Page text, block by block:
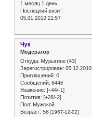
1 месяц 1 день
Последний визит:
05.01.2019 21:57
Чук
Модератор
Откуда: Мурыгино (43)
Зарегистрирован: 05.12.2010
Приглашений: 0
Сообщений: 6446
Уважение: [+44/-1]
Позитив: [+28/-2]
Пол: Мужской
Возраст: 58 [1967-12-02]